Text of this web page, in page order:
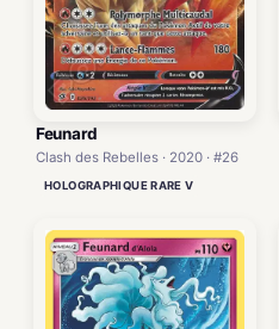
Feunard
Clash des Rebelles · 2020 · #26
HOLOGRAPHIQUE RARE V